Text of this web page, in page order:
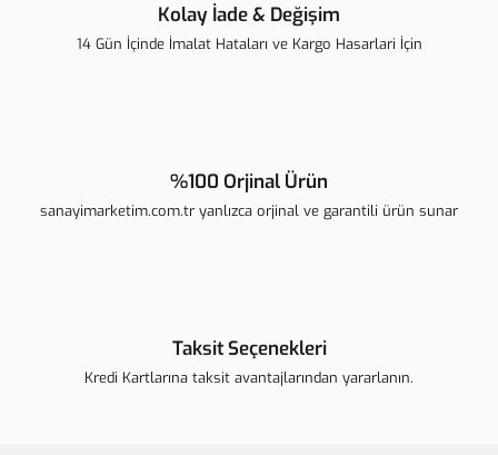
Kolay İade & Değişim
14 Gün İçinde İmalat Hataları ve Kargo Hasarlari İçin
%100 Orjinal Ürün
sanayimarketim.com.tr yanlızca orjinal ve garantili ürün sunar
Taksit Seçenekleri
Kredi Kartlarına taksit avantajlarından yararlanın.